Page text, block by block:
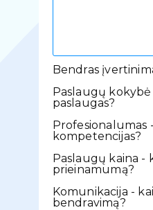
Bendras
Paslaugų
paslaugas?
Profesionalumas
kompetencijas?
Paslaugų kaina -
prieinamumą?
Komunikacija -
bendravimą?